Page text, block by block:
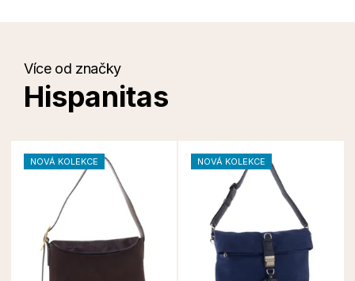
Více od značky
Hispanitas
NOVÁ KOLEKCE NOVÁ KOLEKCE